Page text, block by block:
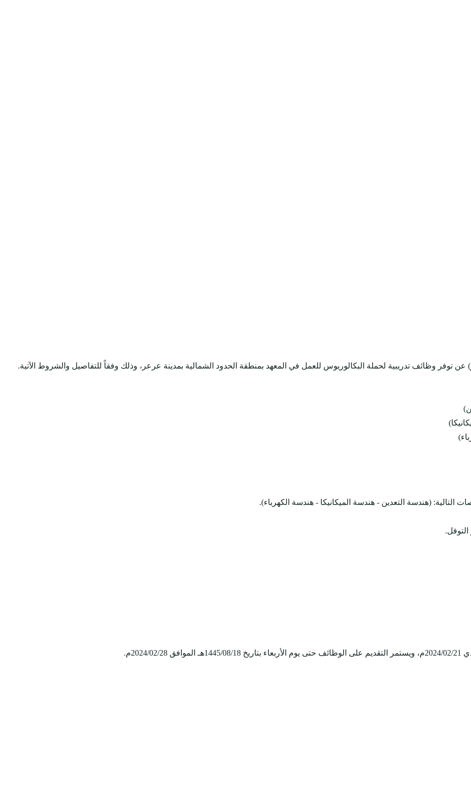
) عن توفر وظائف تدريبية لحملة البكالوريوس للعمل في المعهد بمنطقة الحدود الشمالية بمدينة عرعر، وذلك وفقاً للتفاصيل والشروط الآتية.
(هندسة التعدين - هندسة الميكانيكا - هندسة الكهرباء).